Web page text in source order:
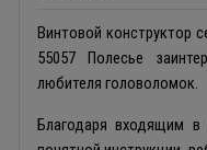
Винтовой конструктор
55057 Полесье
любителя головоломок.
Благодаря входящим в